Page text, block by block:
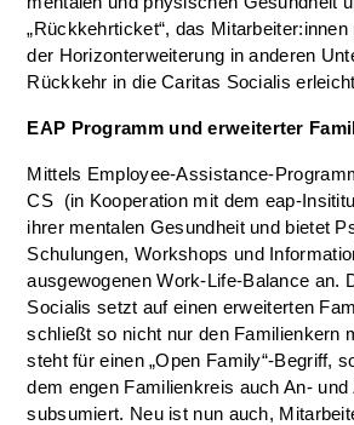
„Rückkehrticket“, das
der Horizonterweiterung in anderen
Rückkehr in die Caritas Socialis
EAP Programm und erweiterter
Mittels Employee-Assistance-
CS (in Kooperation mit dem eap-
ihrer mentalen Gesundheit und bietet
Schulungen, Workshops und
ausgewogenen Work-Life-Balance an.
Socialis setzt auf einen erweiterten
schließt so nicht nur den Familienkern
steht für einen „Open Family“-Begriff,
dem engen Familienkreis auch An- und
subsumiert. Neu ist nun auch,